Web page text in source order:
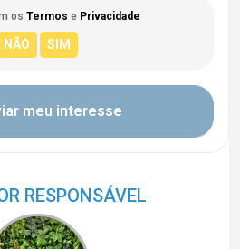
os Termos e Privacidade
meu interesse
RESPONSÁVEL